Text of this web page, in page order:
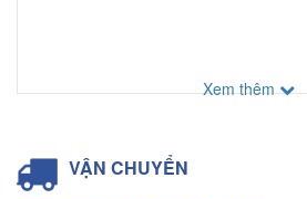
Xem thêm
VẬN CHUYỂN